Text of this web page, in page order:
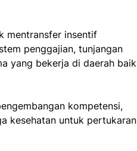
mentransfer insentif
penggajian, tunjangan
yang bekerja di daerah baik
kompetensi,
kesehatan untuk pertukaran